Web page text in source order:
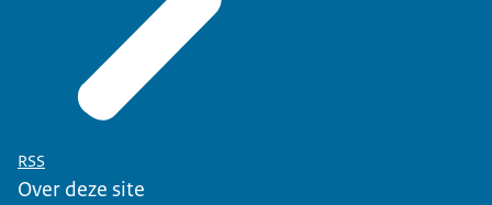
RSS
Over deze site